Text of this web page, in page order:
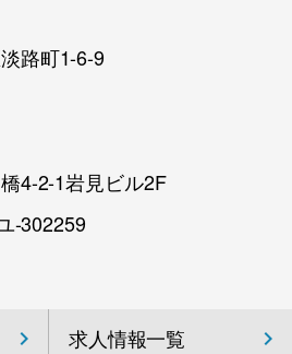
路町1-6-9
4-2-1岩見ビル2F
-302259
求人情報一覧